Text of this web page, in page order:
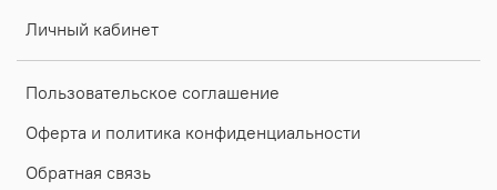
Личный кабинет
Пользовательское соглашение
Оферта и политика конфиденциальности
Обратная связь